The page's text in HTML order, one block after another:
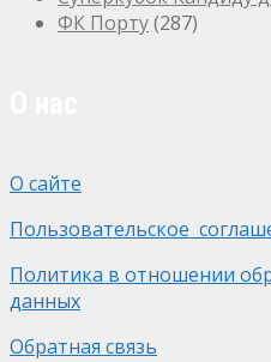
ФК Порту(287)
О сайте
Пользовательское
Политика в отношении
данных
Обратная связь